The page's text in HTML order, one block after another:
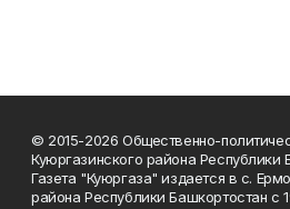
© 2015-2026 Общественно-
Куюргазинского района Республики
Газета "Куюргаза" издается в с.
района Республики Башкортостан с